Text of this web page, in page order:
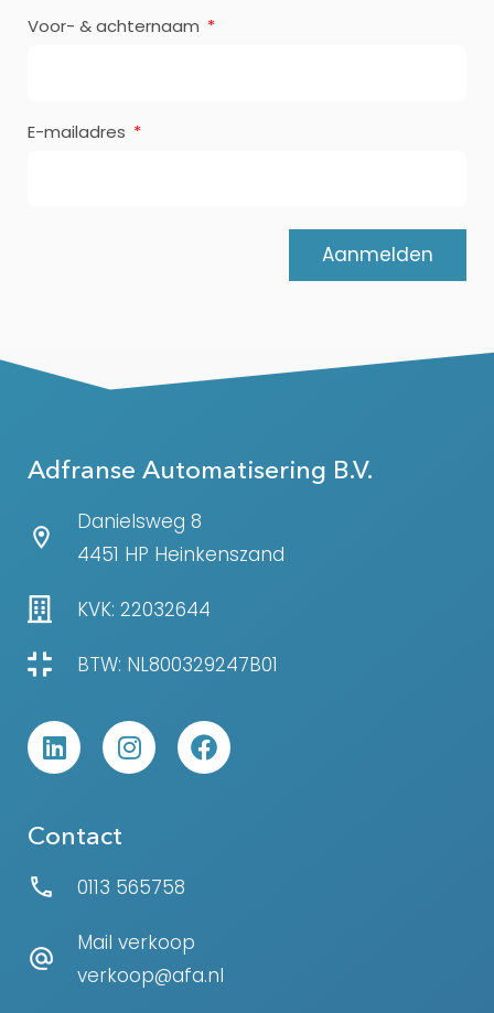
Voor- & achternaam
E-mailadres
Aanmelden
Adfranse Automatisering B.V.
Danielsweg 8
4451 HP Heinkenszand
KVK: 22032644
BTW: NL800329247B01
Contact
0113 565758
Mail verkoop
verkoop@afa.nl